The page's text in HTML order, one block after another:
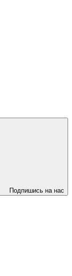
Подпишись на нас